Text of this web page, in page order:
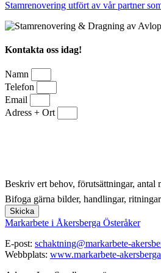
Stamrenovering utfört av vår partner
Kontakta oss idag!
Namn
Telefon
Email
Adress + Ort
Beskriv ert behov, förutsättningar, antal
Bifoga gärna bilder, handlingar,
Skicka
Markarbete i Åkersberga Österåker
E-post: schaktning@markarbete-
Webbplats: www.markarbete-